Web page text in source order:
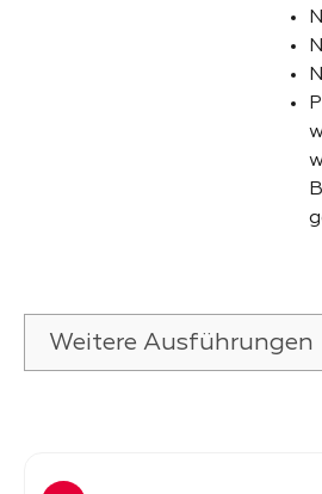
Weitere Ausführungen